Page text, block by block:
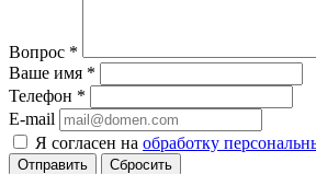
Вопрос *
Ваше имя *
Телефон *
E-mail
Я согласен на обработку
Сбросить